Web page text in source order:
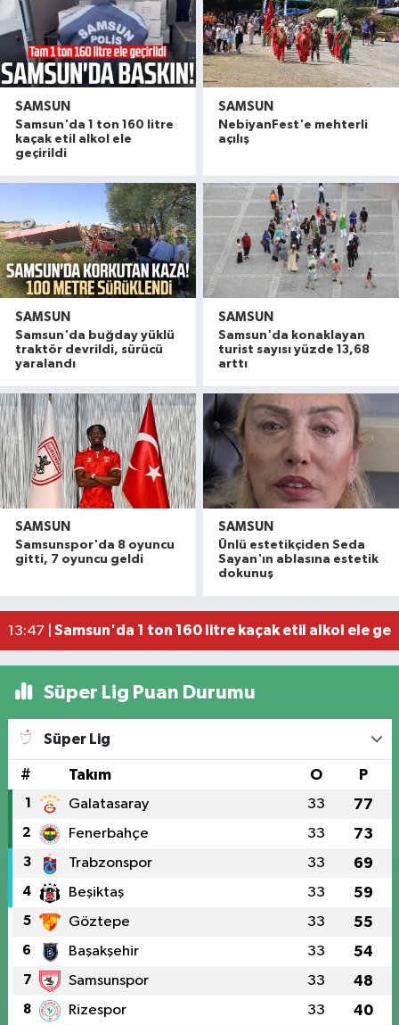
SAMSUN
Samsun'da 1 ton 160 litre
kaçak etil alkol ele
geçirildi
SAMSUN
NebiyanFest'e mehterli
açılış
SAMSUN
Samsun'da buğday yüklü
traktör devrildi, sürücü
yaralandı
SAMSUN
Samsun'da konaklayan
turist sayısı yüzde 13,68
arttı
SAMSUN
Samsunspor'da 8 oyuncu
gitti, 7 oyuncu geldi
SAMSUN
Ünlü estetikçiden Seda
Sayan'ın ablasına estetik
dokunuş
16:49 |Dron saldırısına uğrayan geminin içi
15:27 |Uyuşturucu operasyonunda 7 şüpheli tutuklandı
Atakum'da denize girenlere önemli uyarı
13:47 | Samsun'da 1 ton 160 litre kaçak etil alkol ele
Süper Lig Puan Durumu
Süper Lig
# Takım O P
1 Galatasaray 33 77
2 Fenerbahçe 33 73
3 Trabzonspor 33 69
4 Beşiktaş 33 59
5 Göztepe 33 55
6 Başakşehir 33 54
7 Samsunspor 33 48
8 Rizespor 33 40